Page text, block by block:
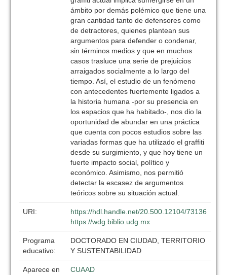
ámbito por demás polémico que tiene una
gran cantidad tanto de defensores como
de detractores, quienes plantean sus
argumentos para defender o condenar,
sin términos medios y que en muchos
casos trasluce una serie de prejuicios
arraigados socialmente a lo largo del
tiempo. Así, el estudio de un fenómeno
con antecedentes fuertemente ligados a
la historia humana -por su presencia en
los espacios que ha habitado-, nos dio la
oportunidad de abundar en una práctica
que cuenta con pocos estudios sobre las
variadas formas que ha utilizado el graffiti
desde su surgimiento, y que hoy tiene un
fuerte impacto social, político y
económico. Asimismo, nos permitió
detectar la escasez de argumentos
teóricos sobre su situación actual.
URI:
https://hdl.handle.net/20.500.12104/73136
https://wdg.biblio.udg.mx
Programa
educativo:
DOCTORADO EN CIUDAD, TERRITORIO
Y SUSTENTABILIDAD
Aparece en
CUAAD